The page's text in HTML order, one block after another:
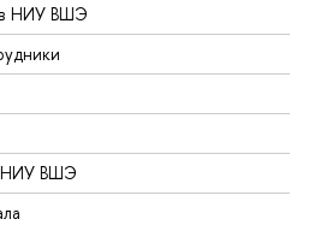
в НИУ ВШЭ
НИУ ВШЭ